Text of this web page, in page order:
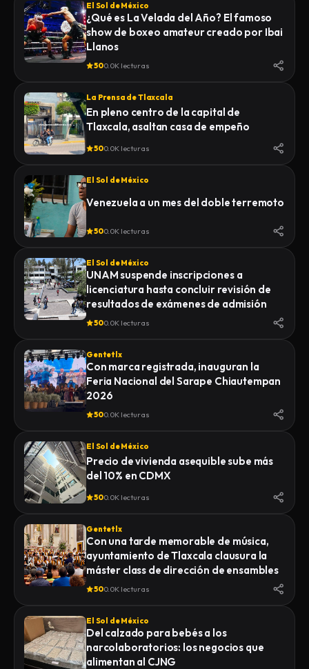
El Sol de México
¿Qué es La Velada del Año? El famoso
show de boxeo amateur creado por Ibai
Llanos
500.0K lecturas
La Prensa de Tlaxcala
En pleno centro de la capital de
Tlaxcala, asaltan casa de empeño
500.0K lecturas
El Sol de México
Venezuela a un mes del doble terremoto
500.0K lecturas
El Sol de México
UNAM suspende inscripciones a
licenciatura hasta concluir revisión de
resultados de exámenes de admisión
500.0K lecturas
Gentetlx
Con marca registrada, inauguran la
Feria Nacional del Sarape Chiautempan
2026
500.0K lecturas
El Sol de México
Precio de vivienda asequible sube más
del 10% en CDMX
500.0K lecturas
Gentetlx
Con una tarde memorable de música,
ayuntamiento de Tlaxcala clausura la
máster class de dirección de ensambles
500.0K lecturas
El Sol de México
Del calzado para bebés a los
narcolaboratorios: los negocios que
alimentan al CJNG